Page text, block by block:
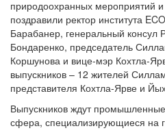
природоохранных мероприятий и
поздравили ректор института
Барабанер, генеральный консул
Бондаренко, председатель
Коршунова и вице-мэр Кохтла-
выпускников – 12 жителей
представителя Кохтла-Ярве и
Выпускников ждут
сфера, специализирующиеся на